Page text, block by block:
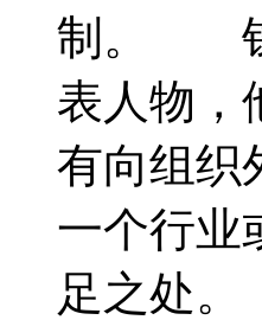
制。 钱
表人物，
有向组织
一个行业
足之处